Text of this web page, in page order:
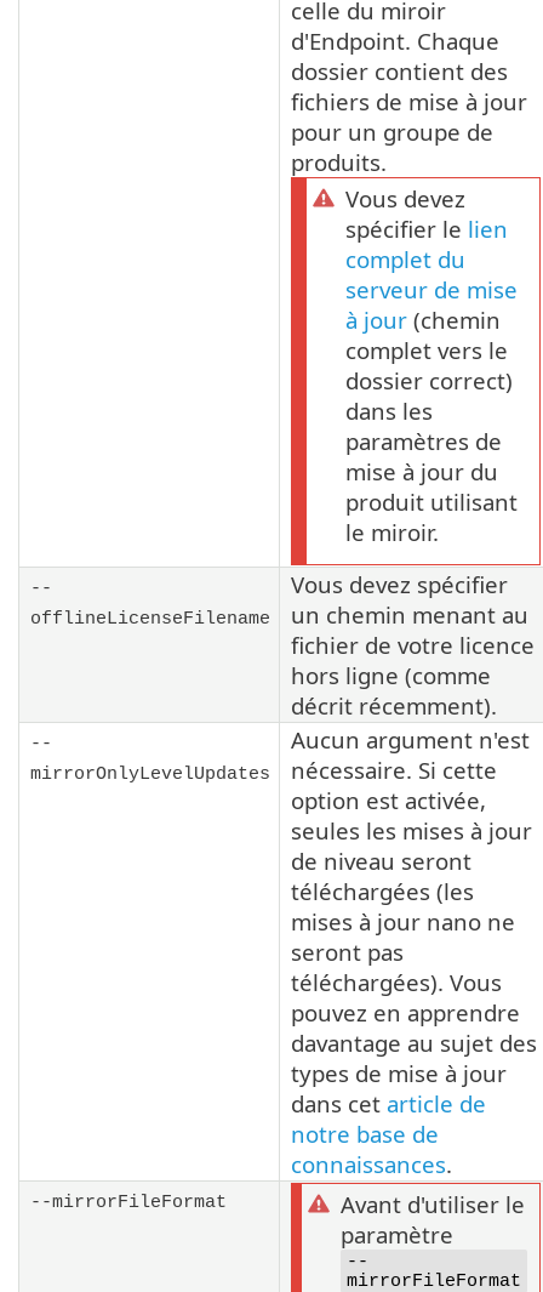
celle du miroir
d'Endpoint. Chaque
dossier contient des
fichiers de mise à jour
pour un groupe de
produits.
Vous devez
spécifier le lien
complet du
serveur de mise
à jour (chemin
complet vers le
dossier correct)
dans les
paramètres de
mise à jour du
produit utilisant
le miroir.
--
offlineLicenseFilename
Vous devez spécifier
un chemin menant au
fichier de votre licence
hors ligne (comme
décrit récemment).
--
mirrorOnlyLevelUpdates
Aucun argument n'est
nécessaire. Si cette
option est activée,
seules les mises à jour
de niveau seront
téléchargées (les
mises à jour nano ne
seront pas
téléchargées). Vous
pouvez en apprendre
davantage au sujet des
types de mise à jour
dans cet article de
notre base de
connaissances.
--mirrorFileFormat
Avant d'utiliser le
paramètre
--
mirrorFileFormat